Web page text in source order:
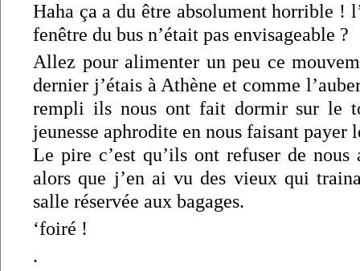
Haha ça a du être absolument horrible !
fenêtre du bus n’était pas envisageable ?
Allez pour alimenter un peu ce
dernier j’étais à Athène et comme
rempli ils nous ont fait dormir sur le
jeunesse aphrodite en nous faisant payer
Le pire c’est qu’ils ont refuser de nous
alors que j’en ai vu des vieux qui
salle réservée aux bagages.
‘foiré !
.